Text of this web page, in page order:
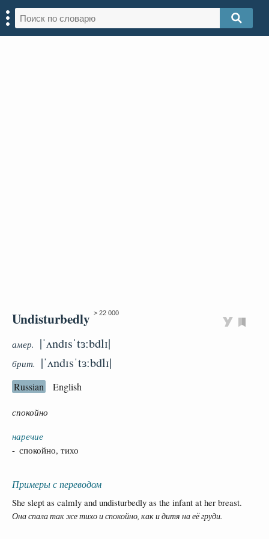
Undisturbedly > 22 000
амер. |ˈʌndɪsˈtɜːbdlɪ|
брит. |ˈʌndɪsˈtɜːbdlɪ|
Russian English
спокойно
наречие
- спокойно, тихо
Примеры с переводом
She slept as calmly and undisturbedly as the infant at her breast.
Она спала так же тихо и спокойно, как и дитя на её груди.